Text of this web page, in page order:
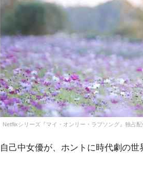
Netflixシリーズ『マイ・オンリー・ラブソング』独占配
自己中女優が、ホントに時代劇の世